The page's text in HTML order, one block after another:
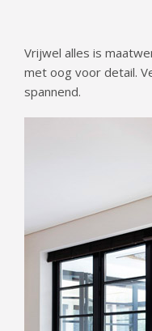
Vrijwel alles is
met oog voor detail.
spannend.